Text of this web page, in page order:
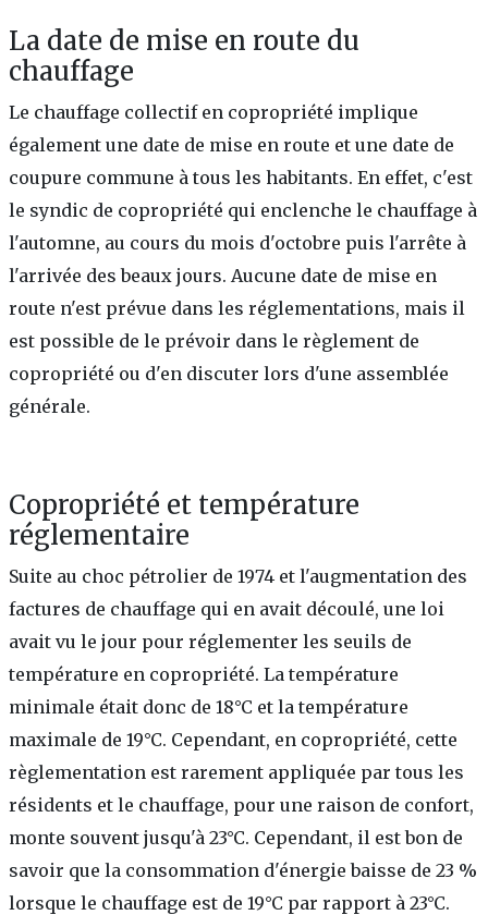
La date de mise en route du
chauffage
Le chauffage collectif en copropriété implique
également une date de mise en route et une date de
coupure commune à tous les habitants. En effet, c'est
le syndic de copropriété qui enclenche le chauffage à
l'automne, au cours du mois d'octobre puis l'arrête à
l'arrivée des beaux jours. Aucune date de mise en
route n'est prévue dans les réglementations, mais il
est possible de le prévoir dans le règlement de
copropriété ou d'en discuter lors d'une assemblée
générale.
Copropriété et température
réglementaire
Suite au choc pétrolier de 1974 et l'augmentation des
factures de chauffage qui en avait découlé, une loi
avait vu le jour pour réglementer les seuils de
température en copropriété. La température
minimale était donc de 18°C et la température
maximale de 19°C. Cependant, en copropriété, cette
règlementation est rarement appliquée par tous les
résidents et le chauffage, pour une raison de confort,
monte souvent jusqu'à 23°C. Cependant, il est bon de
savoir que la consommation d'énergie baisse de 23 %
lorsque le chauffage est de 19°C par rapport à 23°C.